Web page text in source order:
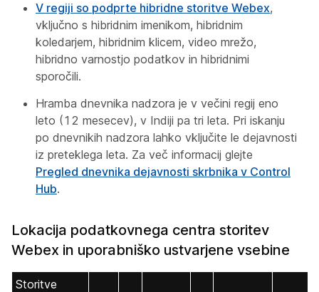
V regiji so podprte hibridne storitve Webex,
vključno s hibridnim imenikom, hibridnim
koledarjem, hibridnim klicem, video mrežo,
hibridno varnostjo podatkov in hibridnimi
sporočili.
Hramba dnevnika nadzora je v večini regij eno
leto (12 mesecev), v Indiji pa tri leta. Pri iskanju
po dnevnikih nadzora lahko vključite le dejavnosti
iz preteklega leta. Za več informacij glejte
Pregled dnevnika dejavnosti skrbnika v Control
Hub.
Lokacija podatkovnega centra storitev
Webex in uporabniško ustvarjene vsebine
Storitve